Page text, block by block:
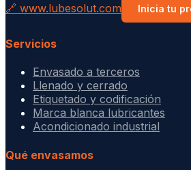
🔗 www.lubesolut.com Inicia tu
Servicios
Envasado a terceros
Llenado y cerrado
Etiquetado y codificación
Marca blanca lubricantes
Acondicionado industrial
Qué envasamos